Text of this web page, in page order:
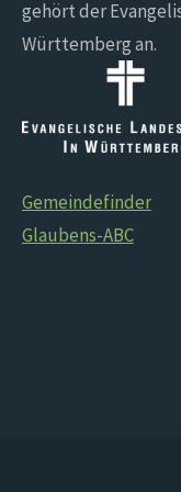
gehört der
Württemberg an.
Gemeindefinder
Glaubens-ABC